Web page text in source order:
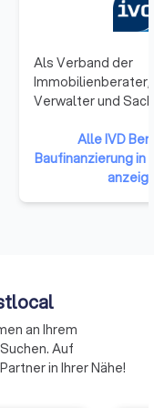
Als Verband der
Immobilienberater,
Verwalter und
Mitgliedern in der
Verantwortung,
Funktionieren des
wirtschaftlich
Berufsausübung
Mitglieder.
Alle IVD
Baufinanzierung in
an Ihrem
Auf
in Ihrer Nähe!